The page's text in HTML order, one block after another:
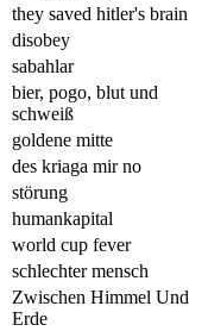
they saved hitler's brain
disobey
sabahlar
bier, pogo, blut und
schweiß
goldene mitte
des kriaga mir no
störung
humankapital
world cup fever
schlechter mensch
Zwischen Himmel Und
Erde